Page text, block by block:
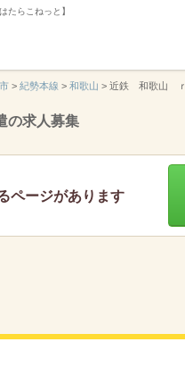
たらこねっと】
> 紀勢本線 > 和歌山 > 近鉄 和歌山
求人募集
ページがあります